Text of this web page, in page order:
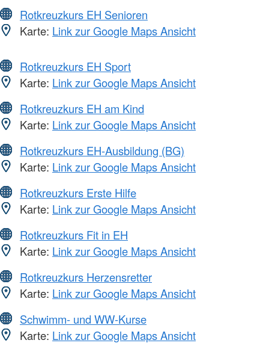
Rotkreuzkurs EH Senioren
Karte: Link zur Google Maps Ansicht
Rotkreuzkurs EH Sport
Karte: Link zur Google Maps Ansicht
Rotkreuzkurs EH am Kind
Karte: Link zur Google Maps Ansicht
Rotkreuzkurs EH-Ausbildung (BG)
Karte: Link zur Google Maps Ansicht
Rotkreuzkurs Erste Hilfe
Karte: Link zur Google Maps Ansicht
Rotkreuzkurs Fit in EH
Karte: Link zur Google Maps Ansicht
Rotkreuzkurs Herzensretter
Karte: Link zur Google Maps Ansicht
Schwimm- und WW-Kurse
Karte: Link zur Google Maps Ansicht